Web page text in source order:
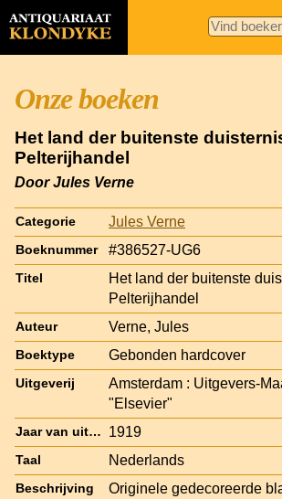
Onze boeken
Het land der buitenste
Pelterijhandel
Door Jules Verne
Categorie Jules Verne
Boeknummer #386527-UG6
Titel
Het land der buitenste
Pelterijhandel
Auteur Verne, Jules
Boektype Gebonden hardcover
Uitgeverij
Amsterdam : Uitgevers-
"Elsevier"
Jaar van uitgave 1919
Taal Nederlands
Beschrijving
Originele gedecoreerde